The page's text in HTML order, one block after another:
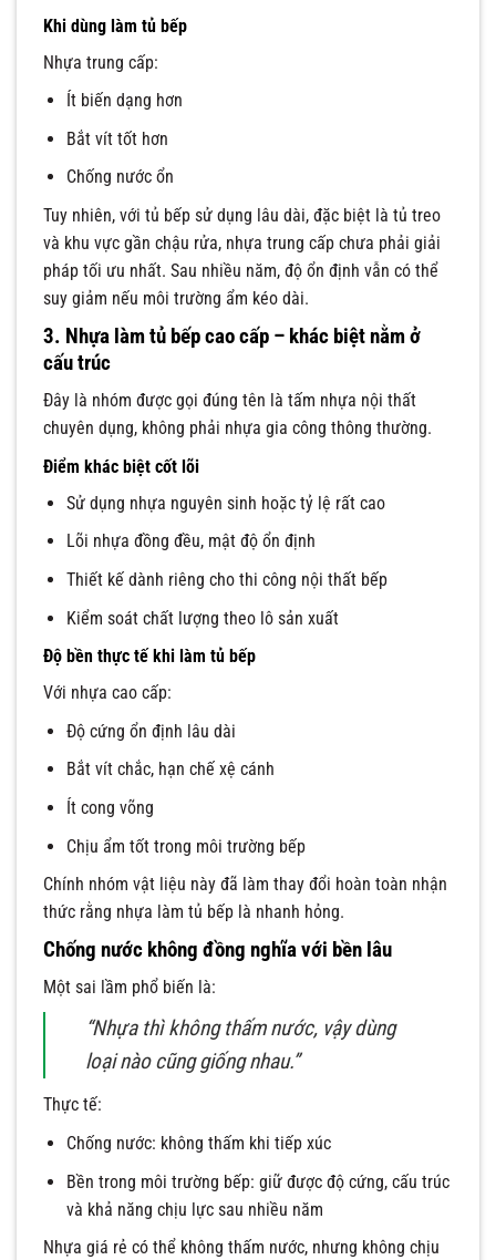
Khi dùng làm tủ bếp
Nhựa trung cấp:
Ít biến dạng hơn
Bắt vít tốt hơn
Chống nước ổn
Tuy nhiên, với tủ bếp sử dụng lâu dài, đặc biệt là tủ treo
và khu vực gần chậu rửa, nhựa trung cấp chưa phải giải
pháp tối ưu nhất. Sau nhiều năm, độ ổn định vẫn có thể
suy giảm nếu môi trường ẩm kéo dài.
3. Nhựa làm tủ bếp cao cấp – khác biệt nằm ở
cấu trúc
Đây là nhóm được gọi đúng tên là tấm nhựa nội thất
chuyên dụng, không phải nhựa gia công thông thường.
Điểm khác biệt cốt lõi
Sử dụng nhựa nguyên sinh hoặc tỷ lệ rất cao
Lõi nhựa đồng đều, mật độ ổn định
Thiết kế dành riêng cho thi công nội thất bếp
Kiểm soát chất lượng theo lô sản xuất
Độ bền thực tế khi làm tủ bếp
Với nhựa cao cấp:
Độ cứng ổn định lâu dài
Bắt vít chắc, hạn chế xệ cánh
Ít cong võng
Chịu ẩm tốt trong môi trường bếp
Chính nhóm vật liệu này đã làm thay đổi hoàn toàn nhận
thức rằng nhựa làm tủ bếp là nhanh hỏng.
Chống nước không đồng nghĩa với bền lâu
Một sai lầm phổ biến là:
“Nhựa thì không thấm nước, vậy dùng
loại nào cũng giống nhau.”
Thực tế:
Chống nước: không thấm khi tiếp xúc
Bền trong môi trường bếp: giữ được độ cứng, cấu trúc
và khả năng chịu lực sau nhiều năm
Nhựa giá rẻ có thể không thấm nước, nhưng không chịu